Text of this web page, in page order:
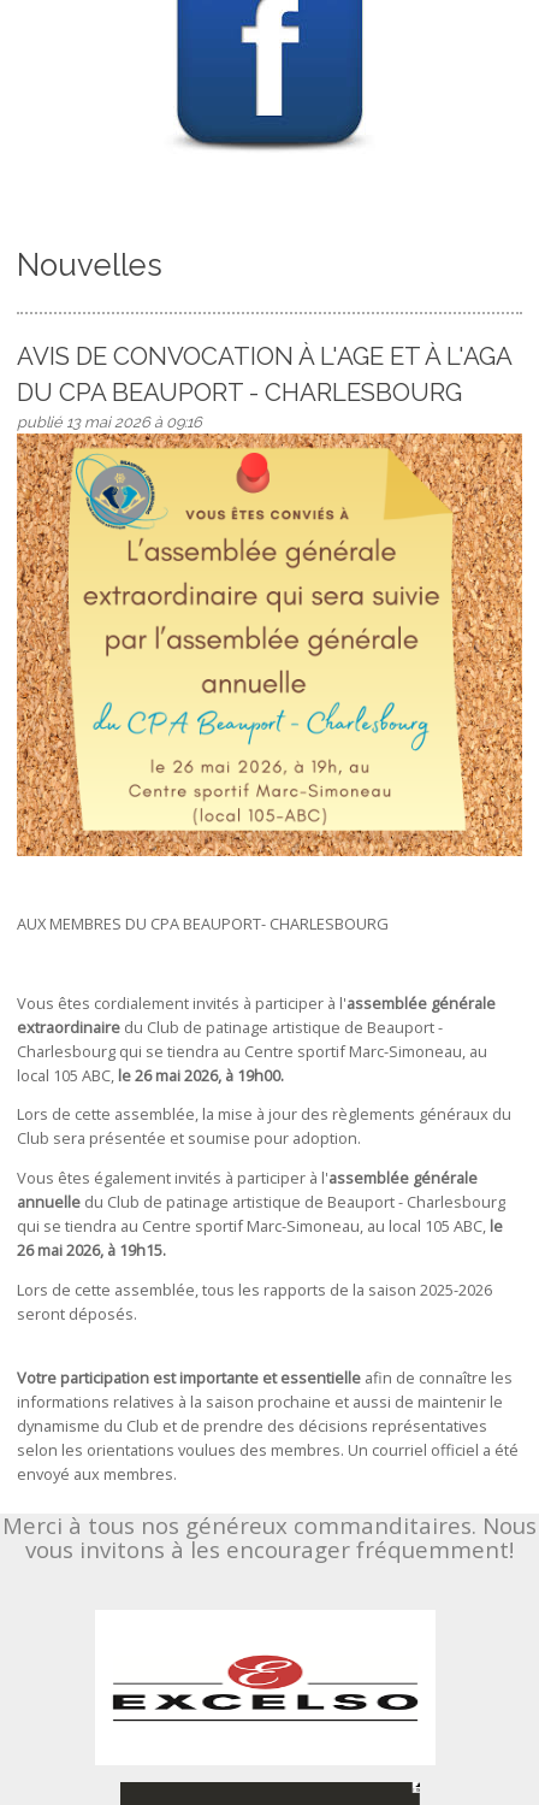
Nouvelles
AVIS DE CONVOCATION À L'AGE ET À L'AGA
DU CPA BEAUPORT - CHARLESBOURG
publié 13 mai 2026 à 09:16
AUX MEMBRES DU CPA BEAUPORT- CHARLESBOURG
Vous êtes cordialement invités à participer à l'assemblée générale
extraordinaire du Club de patinage artistique de Beauport -
Charlesbourg qui se tiendra au Centre sportif Marc-Simoneau, au
local 105 ABC, le 26 mai 2026, à 19h00.
Lors de cette assemblée, la mise à jour des règlements généraux du
Club sera présentée et soumise pour adoption.
Vous êtes également invités à participer à l'assemblée générale
annuelle du Club de patinage artistique de Beauport - Charlesbourg
qui se tiendra au Centre sportif Marc-Simoneau, au local 105 ABC, le
26 mai 2026, à 19h15.
Lors de cette assemblée, tous les rapports de la saison 2025-2026
seront déposés.
Votre participation est importante et essentielle afin de connaître les
informations relatives à la saison prochaine et aussi de maintenir le
dynamisme du Club et de prendre des décisions représentatives
selon les orientations voulues des membres. Un courriel officiel a été
envoyé aux membres.
Merci à tous nos généreux commanditaires. Nous
vous invitons à les encourager fréquemment!